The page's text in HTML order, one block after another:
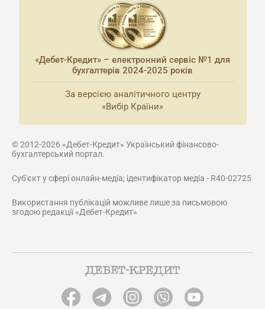
«Дебет-Кредит» – електронний сервіс №1 для
бухгалтерів 2024-2025 років
За версією аналітичного центру
«Вибір Країни»
© 2012-2026 «Дебет-Кредит» Український фінансово-
бухгалтерський портал.
Суб'єкт у сфері онлайн-медіа; ідентифікатор медіа - R40-02725
Використання публікацій можливе лише за письмовою
згодою редакції «Дебет-Кредит»